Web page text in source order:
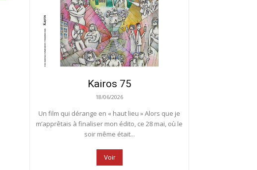
Kairos 75
18/06/2026
Un film qui dérange en « haut lieu » Alors que je
m’apprêtais à finaliser mon édito, ce 28 mai, où le
soir même était...
Voir